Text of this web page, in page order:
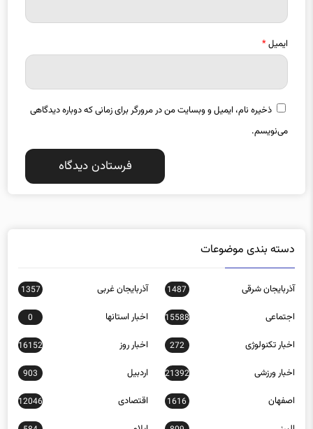
ایمیل*
ذخیره نام، ایمیل و وبسایت من در مرورگر برای زمانی که دوباره دیدگاهی
می‌نویسم.
آذربایجان شرقی
اجتماعی 15588 اخبار استانها 0
اخبار تکنولوژی 272 اخبار روز 16152
اخبار ورزشی 21392 اردبیل 903
اصفهان 1616 اقتصادی 12046
البرز 809 ایلام 584